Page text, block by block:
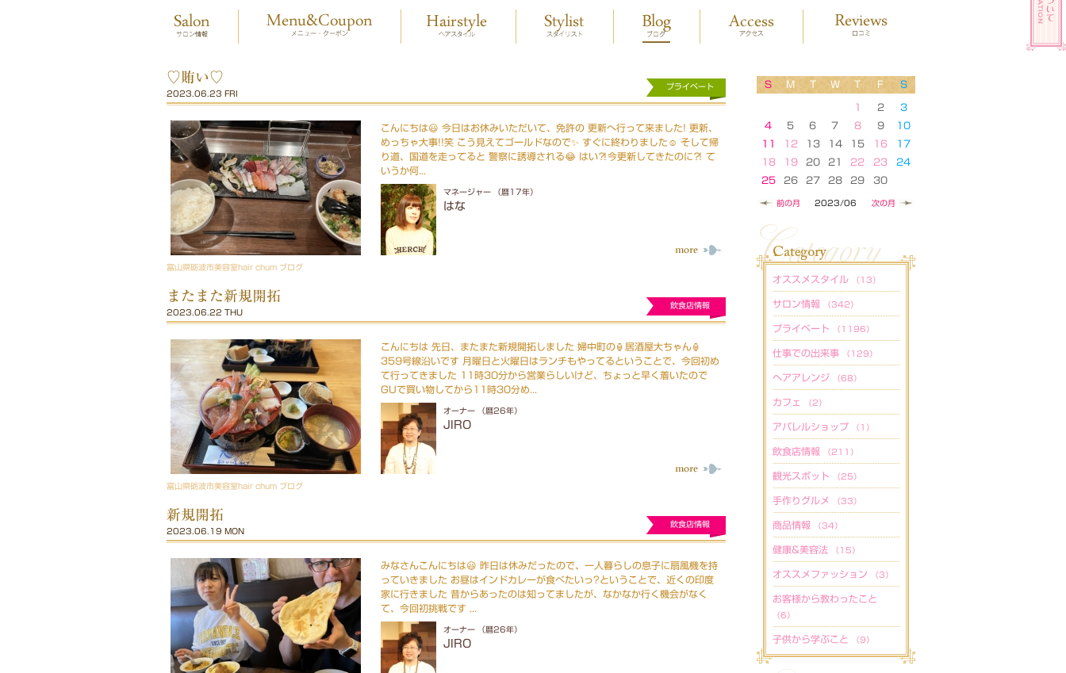
♡賄い♡
2023.06.23 FRI
プライベート
こんにちは😃 今日はお休みいただいて、免許の 更新へ行って来ました! 更新、
めっちゃ大事!!笑 こう見えてゴールドなので✨ すぐに終わりました☺️ そして帰
り道、国道を走ってると 警察に誘導される😂 はい⁈今更新してきたのに⁈ て
いうか何...
マネージャー （暦17年）
はな
富山県砺波市美容室hair chum ブログ
またまた新規開拓
2023.06.22 THU
飲食店情報
こんにちは 先日、またまた新規開拓しました 婦中町の🏮居酒屋大ちゃん🏮
359号線沿いです 月曜日と火曜日はランチもやってるということで、今回初め
て行ってきました 11時30分から営業らしいけど、ちょっと早く着いたので
GUで買い物してから11時30分め...
オーナー （暦26年）
JIRO
富山県砺波市美容室hair chum ブログ
新規開拓
2023.06.19 MON
飲食店情報
みなさんこんにちは😃 昨日は休みだったので、一人暮らしの息子に扇風機を持
っていきました お昼はインドカレーが食べたいっ?ということで、近くの印度
家に行きました 昔からあったのは知ってましたが、なかなか行く機会がなく
て、今回初挑戦です ...
オーナー （暦26年）
JIRO
前の月 2023/06 次の月
S M T W T F S
1 2
3
4
5 6 7 8 9
10
11
12 13 14 15 16
17
18
19 20 21 22 23
24
25
26 27 28 29 30
オススメスタイル （13）
サロン情報 （342）
プライベート （1196）
仕事での出来事 （129）
ヘアアレンジ （68）
カフェ （2）
アパレルショップ （1）
飲食店情報 （211）
観光スポット （25）
手作りグルメ （33）
商品情報 （34）
健康&美容法 （15）
オススメファッション （3）
お客様から教わったこと
（6）
子供から学ぶこと （9）